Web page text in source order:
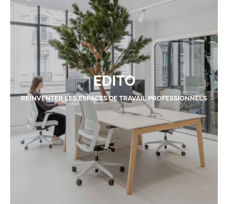
EDITO
RÉINVENTER LES ESPACES DE TRAVAIL PROFESSIONNELS